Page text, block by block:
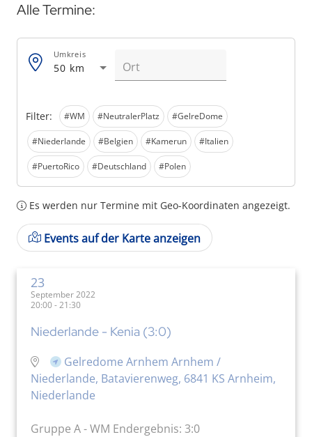
Alle Termine:
Filter: #WM #NeutralerPlatz #GelreDome
#Niederlande #Belgien #Kamerun #Italien
#PuertoRico #Deutschland #Polen
50 km
Umkreis
Es werden nur Termine mit Geo-Koordinaten angezeigt.
Events auf der Karte anzeigen
23
September 2022
20:00 - 21:30
Niederlande - Kenia (3:0)
Gelredome Arnhem Arnhem /
Niederlande, Batavierenweg, 6841 KS Arnheim,
Niederlande
Gruppe A - WM Endergebnis: 3:0